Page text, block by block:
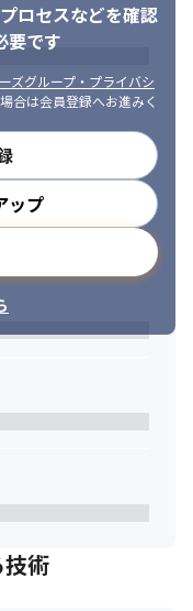
ロセスなどを確認
要です
ズグループ・プライバシ
合は会員登録へお進みく
ップ
術